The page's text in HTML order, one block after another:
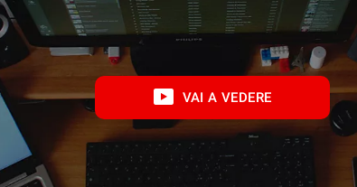
VAI A VEDERE